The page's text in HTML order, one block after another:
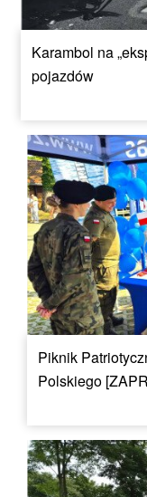
Karambol na
pojazdów
Piknik
Polskiego